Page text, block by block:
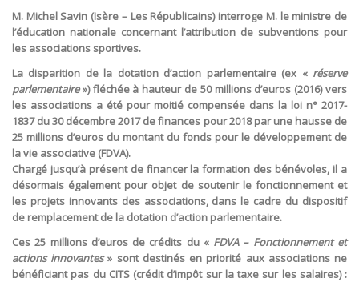
M. Michel Savin (Isère – Les Républicains) interroge M. le ministre de
l’éducation nationale concernant l’attribution de subventions pour
les associations sportives.
La disparition de la dotation d’action parlementaire (ex « réserve
parlementaire») fléchée à hauteur de 50 millions d’euros (2016) vers
les associations a été pour moitié compensée dans la loi n° 2017-
1837 du 30 décembre 2017 de finances pour 2018 par une hausse de
25 millions d’euros du montant du fonds pour le développement de
la vie associative (FDVA).
Chargé jusqu’à présent de financer la formation des bénévoles, il a
désormais également pour objet de soutenir le fonctionnement et
les projets innovants des associations, dans le cadre du dispositif
de remplacement de la dotation d’action parlementaire.
Ces 25 millions d’euros de crédits du « FDVA – Fonctionnement et
actions innovantes» sont destinés en priorité aux associations ne
bénéficiant pas du CITS (crédit d’impôt sur la taxe sur les salaires) :